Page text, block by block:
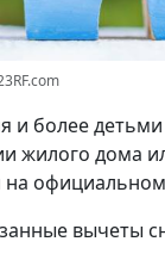
и более
жилого дома
на
вычеты